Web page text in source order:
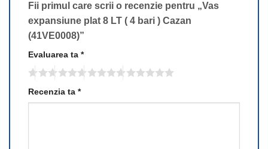
Fii primul care scrii o recenzie pentru „Vas
expansiune plat 8 LT ( 4 bari ) Cazan
(41VE0008)”
Evaluarea ta *
Recenzia ta *